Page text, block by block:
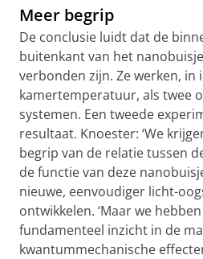
Meer begrip
De conclusie luidt dat de
buitenkant van het
verbonden zijn. Ze werken, in
kamertemperatuur, als twee
systemen. Een tweede
resultaat. Knoester: ‘We
begrip van de relatie tussen
de functie van deze
nieuwe, eenvoudiger licht-
ontwikkelen. ‘Maar we
fundamenteel inzicht in de
kwantummechanische